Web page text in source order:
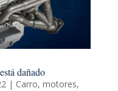
dañado
| Carro, motores,